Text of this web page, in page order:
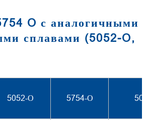
O с аналогичными
сплавами (5052-O,
5052-О 5754-О